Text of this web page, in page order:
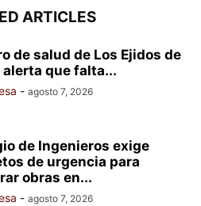
ARTICLES
de salud de Los Ejidos de
alerta que falta...
- agosto 7, 2026
de Ingenieros exige
de urgencia para
obras en...
- agosto 7, 2026